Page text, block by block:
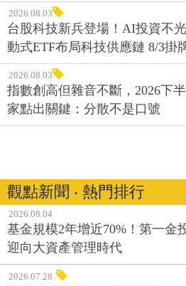
2026.08.03
台股科技新兵登場！AI投資不
動式ETF布局科技供應鏈 8/3掛
2026.08.03
指數創高但雜音不斷，2026下
家點出關鍵：分散不是口號
觀點新聞 ‧ 熱門排行
2026.08.04
基金規模2年增近70%！第一金
迎向大資產管理時代
2026.07.28